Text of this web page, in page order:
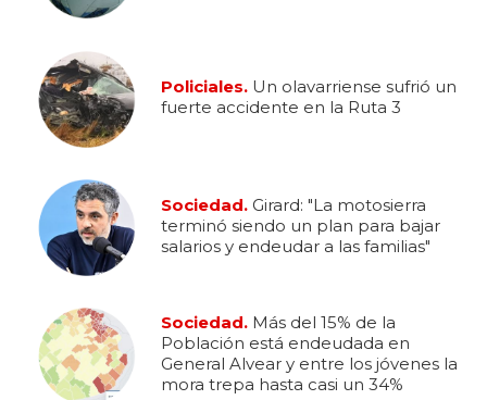
Policiales. Un olavarriense sufrió un
fuerte accidente en la Ruta 3
Sociedad. Girard: "La motosierra
terminó siendo un plan para bajar
salarios y endeudar a las familias"
Sociedad. Más del 15% de la
Población está endeudada en
General Alvear y entre los jóvenes la
mora trepa hasta casi un 34%